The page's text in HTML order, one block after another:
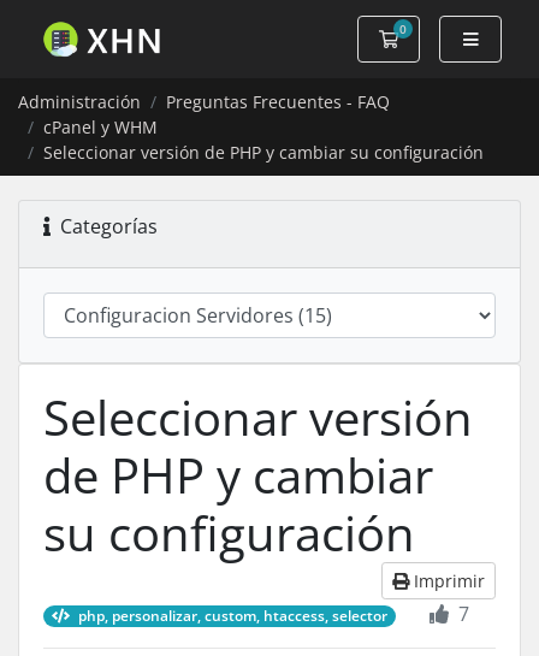
0
Carro de Pedidos
Administración
Preguntas Frecuentes - FAQ
cPanel y WHM
Seleccionar versión de PHP y cambiar su configuración
Categorías
Seleccionar versión
de PHP y cambiar
su configuración
Imprimir
php, personalizar, custom, htaccess, selector 7